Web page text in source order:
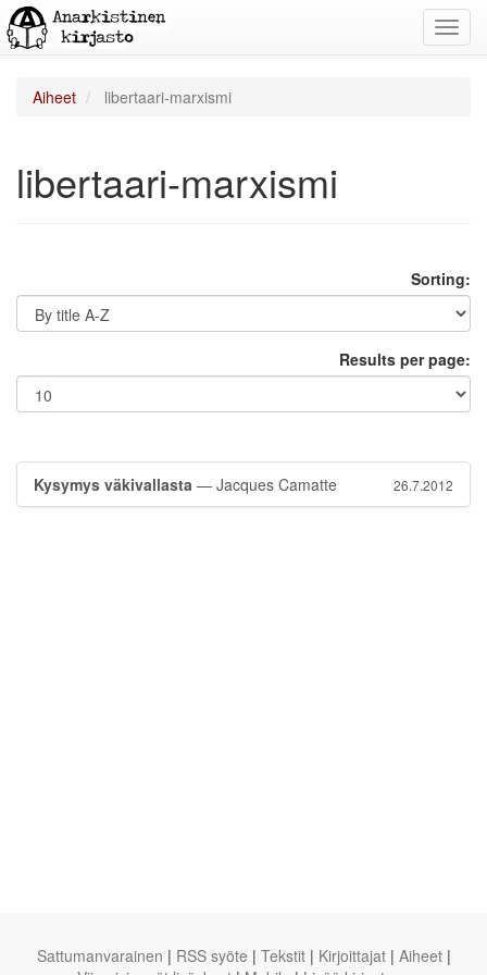
Aiheet libertaari-marxismi
libertaari-marxismi
Sorting:
Results per page:
Kysymys väkivallasta — Jacques Camatte 26.7.2012
Sattumanvarainen | RSS syöte | Tekstit | Kirjoittajat | Aiheet |